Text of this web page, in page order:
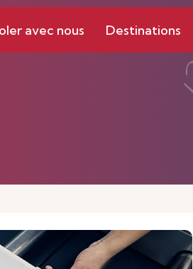
avec nous Destinations